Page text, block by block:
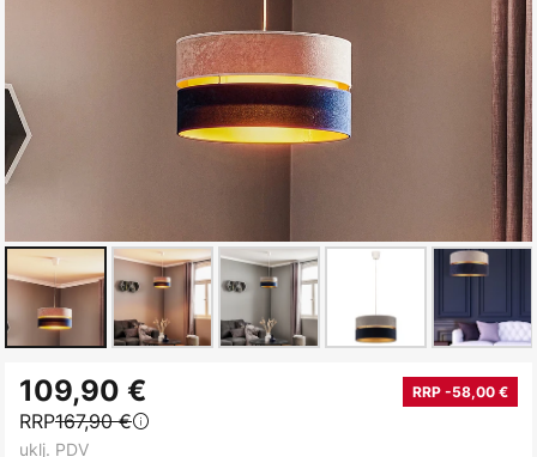
to
the
109,90 € RRP -58,00 €
RRP167,90 €
uklj. PDV